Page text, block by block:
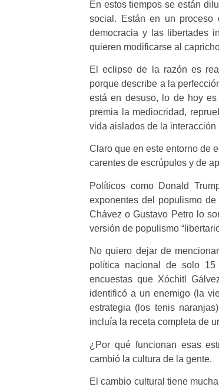
En estos tiempos se están
social. Están en un proceso
democracia y las libertades
quieren modificarse al
El eclipse de la razón es
porque describe a la
está en desuso, lo de hoy
premia la mediocridad,
vida aislados de la interacción
Claro que en este entorno de
carentes de escrúpulos y de
Políticos como Donald
exponentes del populismo
Chávez o Gustavo Petro lo
versión de populismo
No quiero dejar de
política nacional de solo
encuestas que Xóchitl
identificó a un enemigo (la
estrategia (los tenis
incluía la receta completa de
¿Por qué funcionan esas
cambió la cultura de la gente.
El cambio cultural tiene